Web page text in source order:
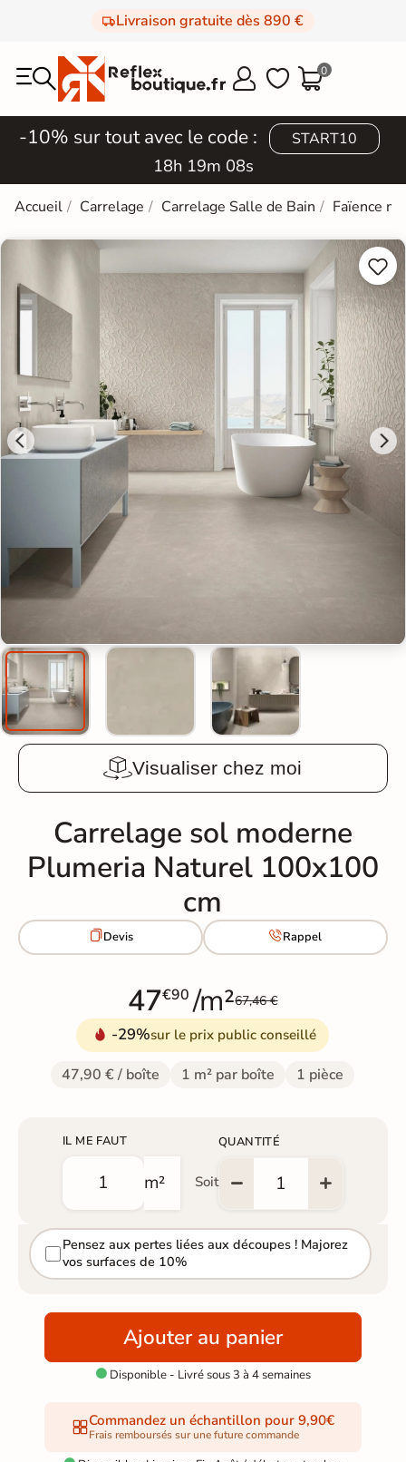
Livraison gratuite dès 890 €
  0
-10% sur tout avec le code : START10
18h 19m 08s
Accueil Carrelage Carrelage Salle de Bain Faïence


Visualiser chez moi
Carrelage sol moderne
Plumeria Naturel 100x100
cm
Devis Rappel
47€90 /m²67,46 €
-29%sur le prix public conseillé
47,90 € / boîte 1 m² par boîte 1 pièce
IL ME FAUT
m² Soit
QUANTITÉ
Pensez aux pertes liées aux découpes ! Majorez
vos surfaces de 10%
Ajouter au panier
Disponible - Livré sous 3 à 4 semaines
Commandez un échantillon pour 9,90€
Frais remboursés sur une future commande